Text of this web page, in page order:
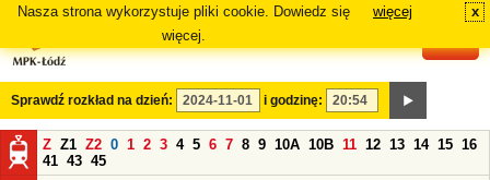
Nasza strona wykorzystuje pliki cookie. Dowiedz się
więcej.
więcej x
Sprawdź rozkład na dzień: i godzinę:
Z Z1 Z2 0 1 2 3 4 5 6 7 8 9 10A 10B 11 12 13 14 15 16
41 43 45